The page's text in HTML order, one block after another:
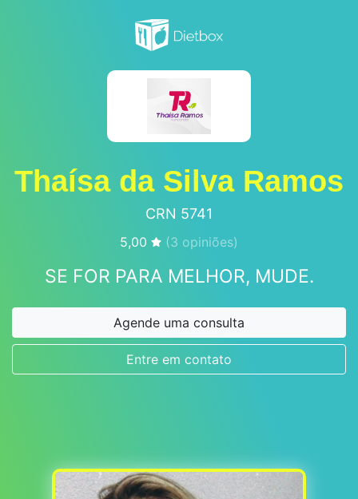
Thaísa da Silva Ramos
CRN 5741
5,00 (3 opiniões)
SE FOR PARA MELHOR, MUDE.
Agende uma consulta
Entre em contato